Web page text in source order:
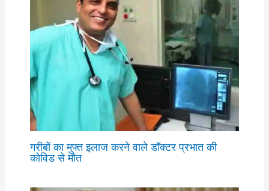
गरीबों का मुफ्त इलाज करने वाले डॉक्टर प्रभात की
कोविड से मौत